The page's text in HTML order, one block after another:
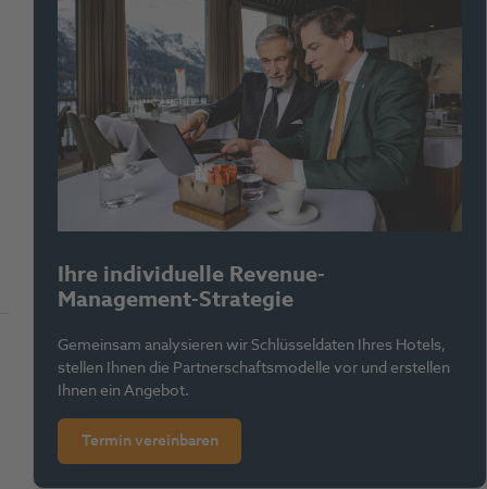
Ihre individuelle Revenue-
Management-Strategie
Gemeinsam analysieren wir Schlüsseldaten Ihres Hotels,
stellen Ihnen die Partnerschaftsmodelle vor und erstellen
Ihnen ein Angebot.
Termin vereinbaren